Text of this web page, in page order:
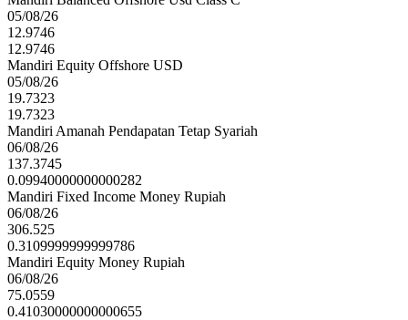
05/08/26
12.9746
12.9746
Mandiri Equity Offshore USD
05/08/26
19.7323
19.7323
Mandiri Amanah Pendapatan Tetap Syariah
06/08/26
137.3745
0.09940000000000282
Mandiri Fixed Income Money Rupiah
06/08/26
306.525
0.3109999999999786
Mandiri Equity Money Rupiah
06/08/26
75.0559
0.41030000000000655